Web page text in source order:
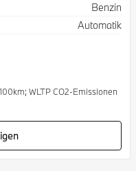
Benzin
Automatik
WLTP CO2-Emissionen